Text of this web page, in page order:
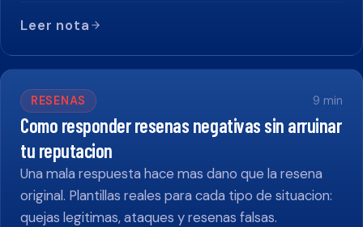
Leer nota
RESENAS 9 min
Como responder resenas negativas sin arruinar
tu reputacion
Una mala respuesta hace mas dano que la resena
original. Plantillas reales para cada tipo de situacion:
quejas legitimas, ataques y resenas falsas.